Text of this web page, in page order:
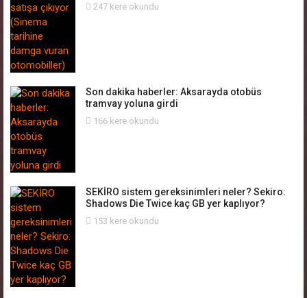
247 kere okundu
Son dakika haberler: Aksarayda otobüs
tramvay yoluna girdi
166 kere okundu
SEKİRO sistem gereksinimleri neler? Sekiro:
Shadows Die Twice kaç GB yer kaplıyor?
153 kere okundu